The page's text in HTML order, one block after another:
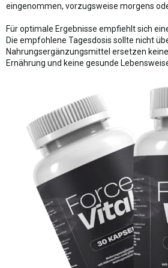
eingenommen, vorzugsweise morgens
Für optimale Ergebnisse empfiehlt sich
Die empfohlene Tagesdosis sollte nicht
Nahrungsergänzungsmittel ersetzen
Ernährung und keine gesunde